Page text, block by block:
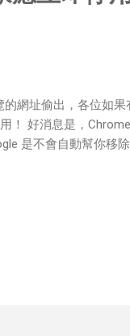
網址偷出，各位如果
！ 好消息是，
是不會自動幫你移